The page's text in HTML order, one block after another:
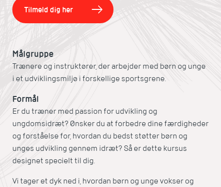
Tilmeld dig her
Målgruppe
Trænere og instruktører, der arbejder med børn og unge
i et udviklingsmiljø i forskellige sportsgrene.
Formål
Er du træner med passion for udvikling og
ungdomsidræt? Ønsker du at forbedre dine færdigheder
og forståelse for, hvordan du bedst støtter børn og
unges udvikling gennem idræt? Så er dette kursus
designet specielt til dig.
Vi tager et dyk ned i, hvordan børn og unge vokser og